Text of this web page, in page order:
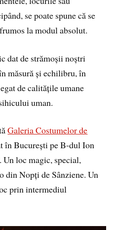
se poate spune că se
la modul absolut.
dat de strămoșii noștri
măsură și echilibru, în
de calitățile umane
uman.
Galeria Costumelor de
în București pe B-dul Ion
loc magic, special,
din Nopți de Sânziene. Un
prin intermediul